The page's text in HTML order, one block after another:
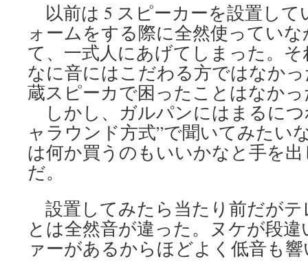
以前は 5 スピーカーを設置し
ォームをする際に全然使ってい
て、一式人にあげてしまった。
なに音にはこだわる方ではなか
蔵スピーカで困ったことはなか
しかし、ガルパンにはまるにつ
ャラウンド方式”で聞いてみたい
は何か買うのもいいかなと手を
だ。
設置してみたら当たり前だが
とは全然音が違った。ヌケが段
ァーがあるからほどよく低音も